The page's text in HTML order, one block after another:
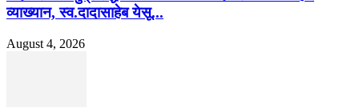
व्याख्यान, स्व.दादासाहेब येसू...
August 4, 2026